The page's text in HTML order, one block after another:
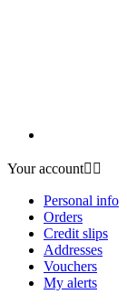
Your account 
Personal info
Orders
Credit slips
Addresses
Vouchers
My alerts